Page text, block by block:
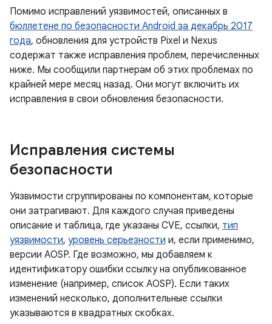
Помимо исправлений уязвимостей, описанных в
бюллетене по безопасности Android за декабрь 2017
года, обновления для устройств Pixel и Nexus
содержат также исправления проблем, перечисленных
ниже. Мы сообщили партнерам об этих проблемах по
крайней мере месяц назад. Они могут включить их
исправления в свои обновления безопасности.
Исправления системы
безопасности
Уязвимости сгруппированы по компонентам, которые
они затрагивают. Для каждого случая приведены
описание и таблица, где указаны CVE, ссылки, тип
уязвимости, уровень серьезности и, если применимо,
версии AOSP. Где возможно, мы добавляем к
идентификатору ошибки ссылку на опубликованное
изменение (например, список AOSP). Если таких
изменений несколько, дополнительные ссылки
указываются в квадратных скобках.